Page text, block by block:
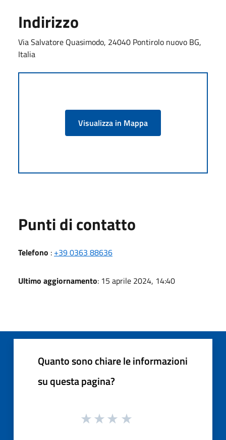
Indirizzo
Via Salvatore Quasimodo, 24040 Pontirolo nuovo BG,
Italia
Visualizza in Mappa
Punti di contatto
Telefono : +39 0363 88636
Ultimo aggiornamento: 15 aprile 2024, 14:40
Quanto sono chiare le informazioni
su questa pagina?